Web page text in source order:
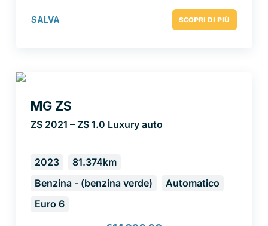
SALVA SCOPRI DI PIÙ
MG ZS
ZS 2021 – ZS 1.0 Luxury auto
2023
81.374km
Benzina - (benzina verde)
Automatico
Euro 6